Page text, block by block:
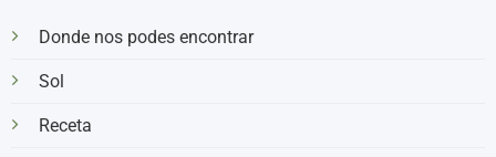
Donde nos podes encontrar
Sol
Receta